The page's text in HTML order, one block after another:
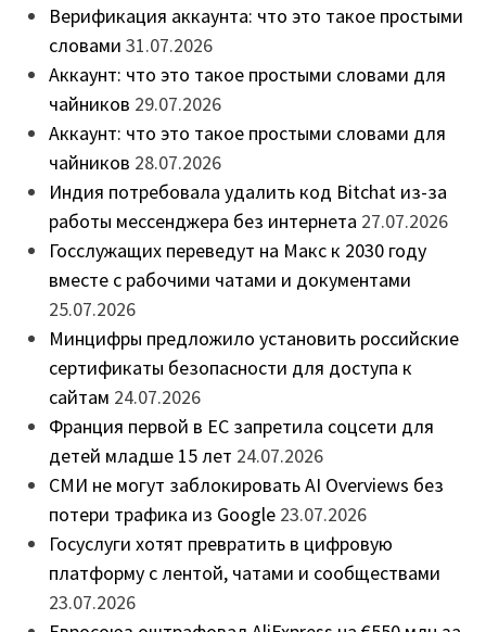
Верификация аккаунта: что это такое простыми
словами 31.07.2026
Аккаунт: что это такое простыми словами для
чайников 29.07.2026
Аккаунт: что это такое простыми словами для
чайников 28.07.2026
Индия потребовала удалить код Bitchat из-за
работы мессенджера без интернета 27.07.2026
Госслужащих переведут на Макс к 2030 году
вместе с рабочими чатами и документами
25.07.2026
Минцифры предложило установить российские
сертификаты безопасности для доступа к
сайтам 24.07.2026
Франция первой в ЕС запретила соцсети для
детей младше 15 лет 24.07.2026
СМИ не могут заблокировать AI Overviews без
потери трафика из Google 23.07.2026
Госуслуги хотят превратить в цифровую
платформу с лентой, чатами и сообществами
23.07.2026